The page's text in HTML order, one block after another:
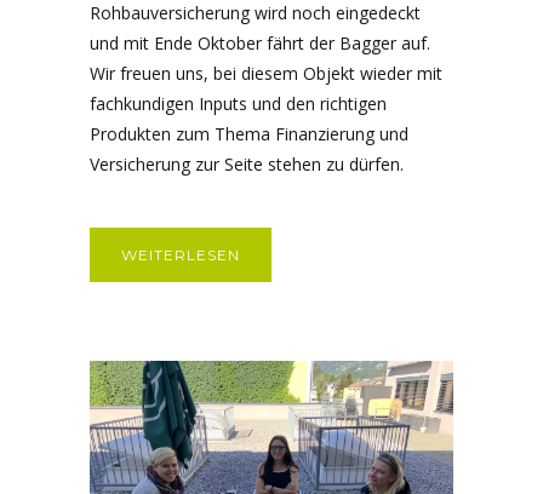
Rohbauversicherung wird noch eingedeckt
und mit Ende Oktober fährt der Bagger auf.
Wir freuen uns, bei diesem Objekt wieder mit
fachkundigen Inputs und den richtigen
Produkten zum Thema Finanzierung und
Versicherung zur Seite stehen zu dürfen.
WEITERLESEN